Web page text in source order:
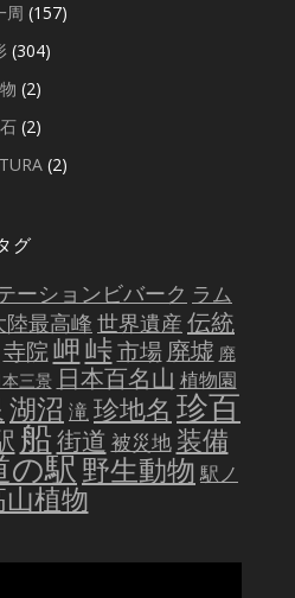
周 (157)
(304)
(2)
(2)
(2)
グ
ーションビバーク ラム
陸最高峰 世界遺産 伝統
寺院岬峠市場 廃墟 廃
本三景 日本百名山 植物園
湖沼 滝珍地名 珍百
船街道 被災地 装備
の駅野生動物 駅ノ
山植物